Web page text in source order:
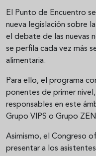
El Punto de Encuentro
nueva legislación sobre
el debate de las nuevas
se perfila cada vez más
alimentaria.
Para ello, el programa
ponentes de primer
responsables en este
Grupo VIPS o Grupo
Asimismo, el Congreso
presentar a los